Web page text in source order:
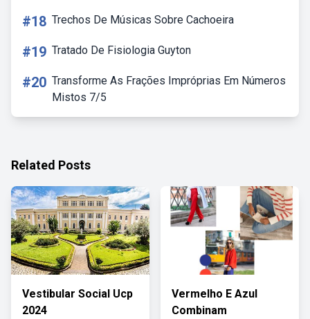
#18 Trechos De Músicas Sobre Cachoeira
#19 Tratado De Fisiologia Guyton
#20 Transforme As Frações Impróprias Em Números
Mistos 7/5
Related Posts
Vestibular Social Ucp
2024
Vermelho E Azul
Combinam